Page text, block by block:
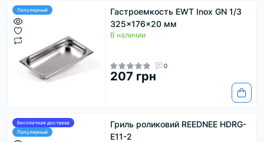
Популярный
Гастроемкость EWT Inox GN 1/3
325×176×20 мм
В наличии
0
207 грн
Бесплатная доставка
Популярный
Гриль роликовий REEDNEE HDRG-
E11-2